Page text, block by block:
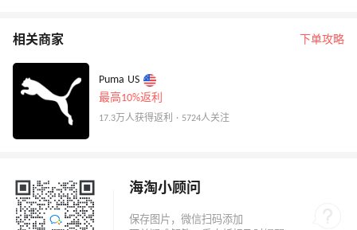
相关商家 下单攻略
Puma US
最高10%返利
17.3万人获得返利 · 5724人关注
海淘小顾问